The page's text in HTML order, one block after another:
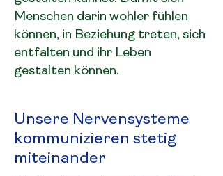
Menschen darin wohler fühlen
können, in Beziehung treten, sich
entfalten und ihr Leben
gestalten können.
Unsere Nervensysteme
kommunizieren stetig
miteinander